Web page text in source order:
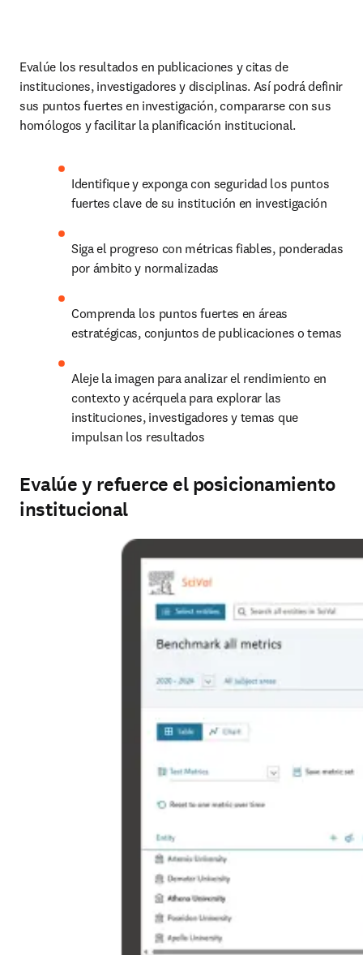
Evalúe los resultados en publicaciones y citas de
instituciones, investigadores y disciplinas. Así podrá definir
sus puntos fuertes en investigación, compararse con sus
homólogos y facilitar la planificación institucional.
Identifique y exponga con seguridad los puntos
fuertes clave de su institución en investigación
Siga el progreso con métricas fiables, ponderadas
por ámbito y normalizadas
Comprenda los puntos fuertes en áreas
estratégicas, conjuntos de publicaciones o temas
Aleje la imagen para analizar el rendimiento en
contexto y acérquela para explorar las
instituciones, investigadores y temas que
impulsan los resultados
Evalúe y refuerce el posicionamiento
institucional